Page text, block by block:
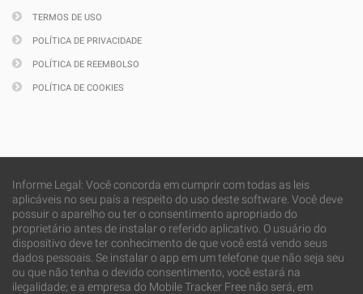
TERMOS DE USO
POLÍTICA DE PRIVACIDADE
POLÍTICA DE REEMBOLSO
POLÍTICA DE COOKIES
Informe Legal: Você concorda em cumprir com todas as leis
aplicáveis no seu país a respeito do uso deste software. Você deve
possuir o aparelho ou ter o consentimento apropriado do
proprietário antes de instalar o referido aplicativo. O usuário do
dispositivo deve ter conhecimento de que você está vendo seus
dados pessoais. Se instalar o app em um telefone que não seja seu
ou que não tenha o devido consentimento, você estará na
ilegalidade; e a empresa do Mobile Tracker Free não será, em